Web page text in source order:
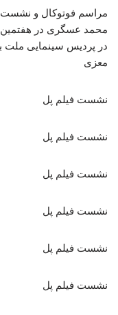
مراسم فوتوکال و نشست
محمد عسگری در هفتمین
در پردیس سینمایی ملت
معزی
نشست فیلم پل
نشست فیلم پل
نشست فیلم پل
نشست فیلم پل
نشست فیلم پل
نشست فیلم پل